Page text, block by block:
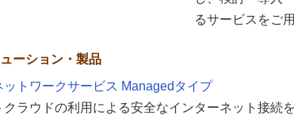
るサービスをご
ーション・製品
ットワークサービス Managedタイプ
ラウドの利用による安全なインターネット接続